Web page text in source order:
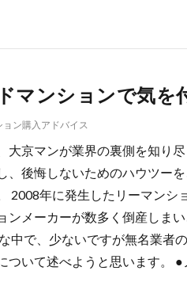
マンションで気を
ョン購入アドバイス
大京マンが業界の裏側を知り
、後悔しないためのハウツー
2008年に発生したリーマン
ンメーカーが数多く倒産しま
中で、少ないですが無名業者
ついて述べようと思います。